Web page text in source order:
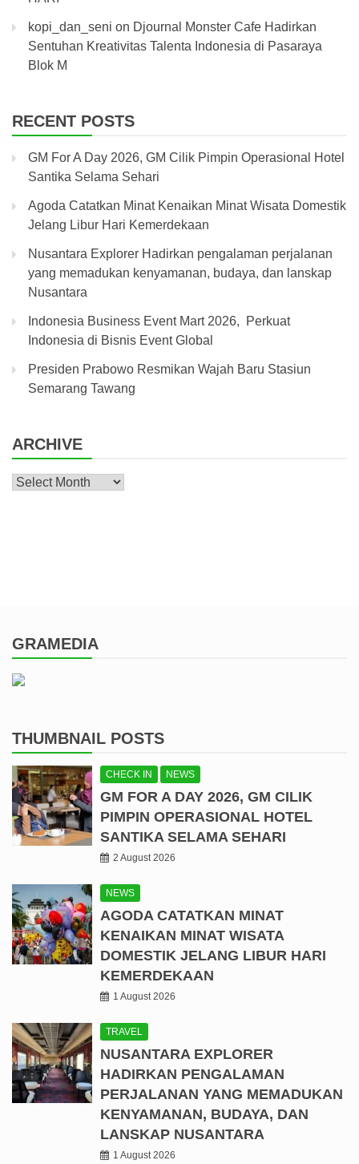
kopi_dan_seni on Djournal Monster Cafe Hadirkan
Sentuhan Kreativitas Talenta Indonesia di Pasaraya
Blok M
RECENT POSTS
GM For A Day 2026, GM Cilik Pimpin Operasional Hotel
Santika Selama Sehari
Agoda Catatkan Minat Kenaikan Minat Wisata Domestik
Jelang Libur Hari Kemerdekaan
Nusantara Explorer Hadirkan pengalaman perjalanan
yang memadukan kenyamanan, budaya, dan lanskap
Nusantara
Indonesia Business Event Mart 2026, Perkuat
Indonesia di Bisnis Event Global
Presiden Prabowo Resmikan Wajah Baru Stasiun
Semarang Tawang
ARCHIVE
Archive
GRAMEDIA
THUMBNAIL POSTS
CHECK IN NEWS
GM FOR A DAY 2026, GM CILIK
PIMPIN OPERASIONAL HOTEL
SANTIKA SELAMA SEHARI
2 August 2026
NEWS
AGODA CATATKAN MINAT
KENAIKAN MINAT WISATA
DOMESTIK JELANG LIBUR HARI
KEMERDEKAAN
1 August 2026
TRAVEL
NUSANTARA EXPLORER
HADIRKAN PENGALAMAN
PERJALANAN YANG MEMADUKAN
KENYAMANAN, BUDAYA, DAN
LANSKAP NUSANTARA
1 August 2026